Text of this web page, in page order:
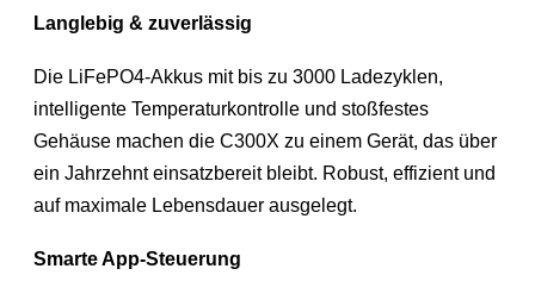
Langlebig & zuverlässig
Die LiFePO4-Akkus mit bis zu 3000 Ladezyklen,
intelligente Temperaturkontrolle und stoßfestes
Gehäuse machen die C300X zu einem Gerät, das über
ein Jahrzehnt einsatzbereit bleibt. Robust, effizient und
auf maximale Lebensdauer ausgelegt.
Smarte App-Steuerung